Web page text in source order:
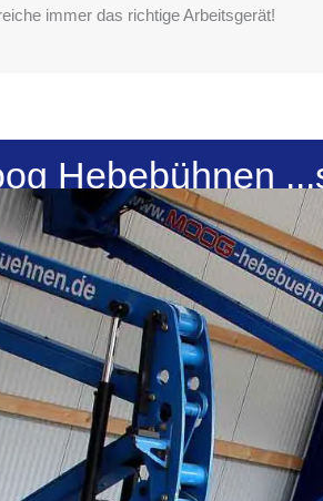
immer das richtige Arbeitsgerät!
Hebebühnen